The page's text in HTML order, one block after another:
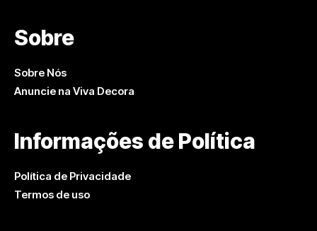
Sobre
Sobre Nós
Anuncie na Viva Decora
Informações de Política
Política de Privacidade
Termos de uso